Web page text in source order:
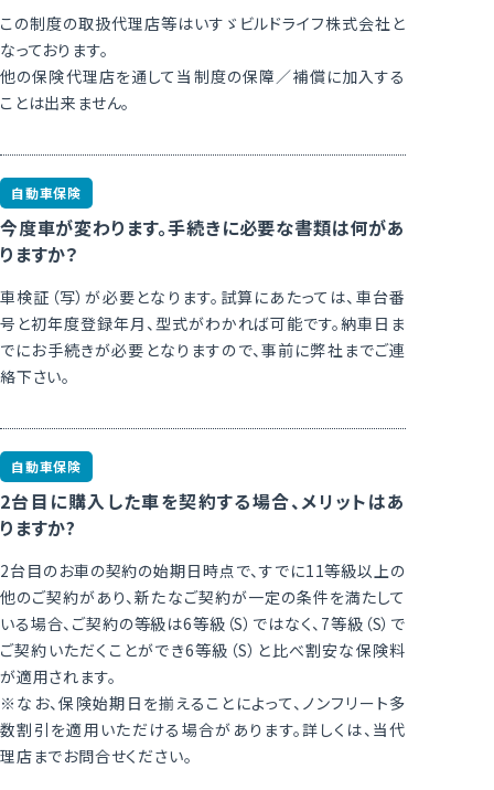
この制度の取扱代理店等はいすゞビルドライフ株式会社と
なっております。
他の保険代理店を通して当制度の保障／補償に加入する
ことは出来ません。
自動車保険
今度車が変わります。手続きに必要な書類は何があ
りますか？
車検証（写）が必要となります。試算にあたっては、車台番
号と初年度登録年月、型式がわかれば可能です。納車日ま
でにお手続きが必要となりますので、事前に弊社までご連
絡下さい。
自動車保険
2台目に購入した車を契約する場合、メリットはあ
りますか?
2台目のお車の契約の始期日時点で、すでに11等級以上の
他のご契約があり、新たなご契約が一定の条件を満たして
いる場合、ご契約の等級は6等級（S）ではなく、7等級（S）で
ご契約いただくことができ6等級（S）と比べ割安な保険料
が適用されます。
※なお、保険始期日を揃えることによって、ノンフリート多
数割引を適用いただける場合があります。詳しくは、当代
理店までお問合せください。